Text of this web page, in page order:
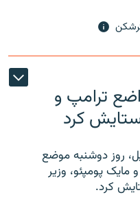
ترامپ و
ستایش کرد
روز دوشنبه موضع
مایک پومپئو، وزیر
کرد.